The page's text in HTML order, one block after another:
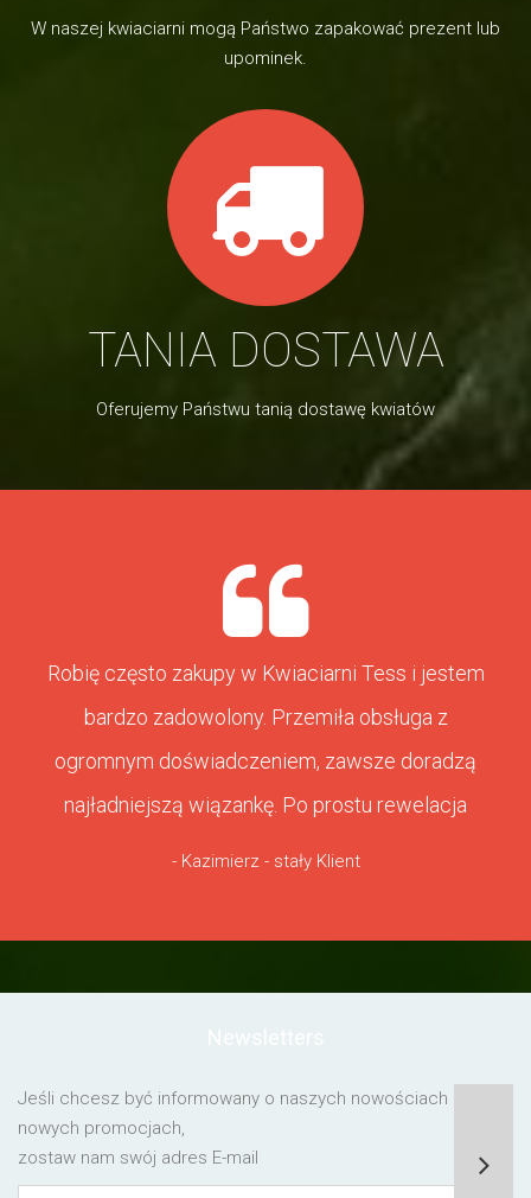
W naszej kwiaciarni mogą Państwo zapakować prezent lub
upominek.
TANIA DOSTAWA
Oferujemy Państwu tanią dostawę kwiatów
Robię często zakupy w Kwiaciarni Tess i jestem
bardzo zadowolony. Przemiła obsługa z
ogromnym doświadczeniem, zawsze doradzą
najładniejszą wiązankę. Po prostu rewelacja
- Kazimierz - stały Klient
Jeśli chcesz być informowany o naszych nowościach lub o
nowych promocjach,
zostaw nam swój adres E-mail